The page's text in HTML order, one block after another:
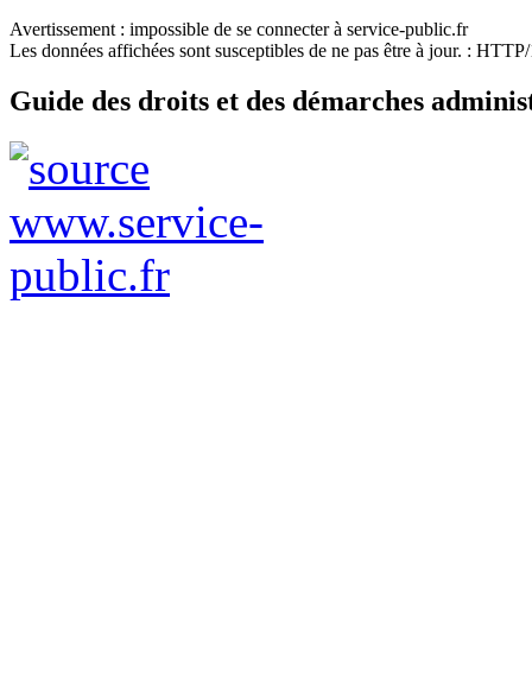
Avertissement : impossible de se connecter à service-public.fr
Les données affichées sont susceptibles de ne pas être à jour. :
Guide des droits et des démarches